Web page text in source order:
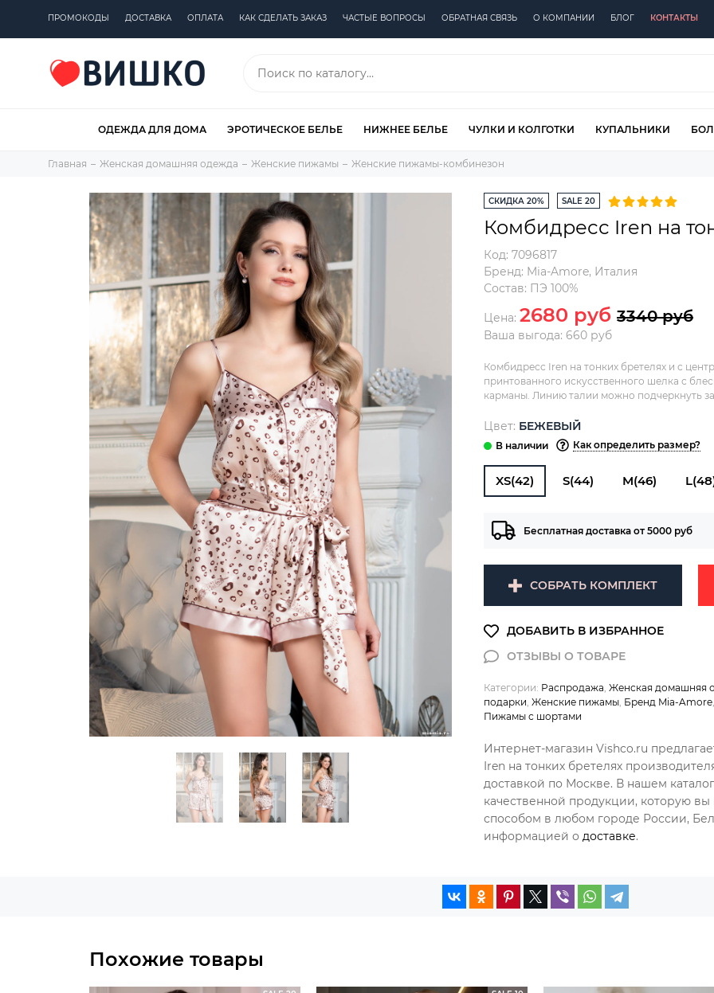
ПРОМОКОДЫ ДОСТАВКА ОПЛАТА КАК СДЕЛАТЬ ЗАКАЗ ЧАСТЫЕ ВОПРОСЫ ОБРАТНАЯ СВЯЗЬ О КОМПАНИИ БЛОГ КОНТАКТЫ
ОДЕЖДА ДЛЯ ДОМА ЭРОТИЧЕСКОЕ БЕЛЬЕ НИЖНЕЕ БЕЛЬЕ ЧУЛКИ И КОЛГОТКИ КУПАЛЬНИКИ
Главная Женская домашняя одежда Женские пижамы Женские пижамы-комбинезон
СКИДКА 20% SALE 20
Комбидресс Iren на
Код: 7096817
Бренд: Mia-Amore, Италия
Состав: ПЭ 100%
Цена: 2680 руб 3340 руб
Ваша выгода: 660 руб
Комбидресс Iren на тонких бретелях и с
принтованного искусственного шелка с
карманы. Линию талии можно подчеркнуть
Цвет: БЕЖЕВЫЙ
Как определить размер?
XS(42) S(44) M(46)
Бесплатная доставка от 5000 руб
СОБРАТЬ КОМПЛЕКТ
Категории: Распродажа, Женская домашняя
подарки, Женские пижамы, Бренд Mia-Amore,
Пижамы с шортами
Интернет-магазин Vishco.ru
Iren на тонких бретелях
доставкой по Москве. В нашем
качественной продукции, которую
способом в любом городе России,
информацией о доставке.
Похожие товары